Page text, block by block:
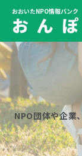
おおいたNPO情報バンク
お ん ぽ
NPO団体や企業